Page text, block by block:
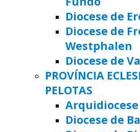
Diocese de
Diocese de
Westphalen
Diocese de
PROVÍNCIA
PELOTAS
Diocese de